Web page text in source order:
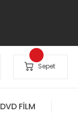
Sepet
DVD FİLM